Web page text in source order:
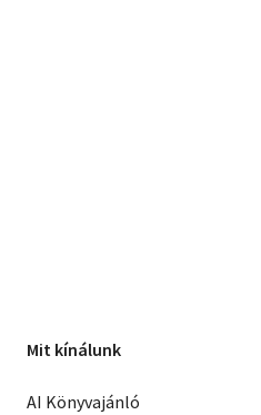
Mit kínálunk
AI Könyvajánló